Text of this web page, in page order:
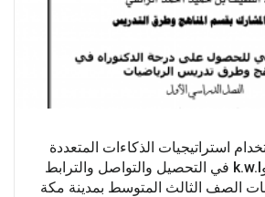
استراتيجيات الذكاءات المتعددة
والقبعات الست وk.w.l في التحصيل والتواصل والترابط
الصف الثالث المتوسط بمدينة مكة